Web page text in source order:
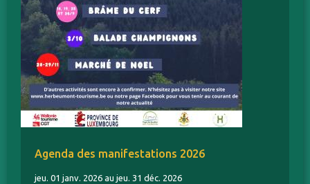
Agenda des manifestations 2026
jeu. 01 janv. 2026 au jeu. 31 déc. 2026